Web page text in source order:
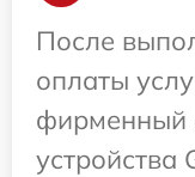
После
оплаты
фирменный
устройства